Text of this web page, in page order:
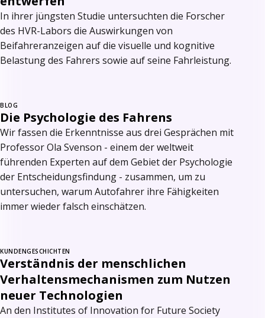
In ihrer jüngsten Studie untersuchten die Forscher
des HVR-Labors die Auswirkungen von
Beifahreranzeigen auf die visuelle und kognitive
Belastung des Fahrers sowie auf seine Fahrleistung.
BLOG
Die Psychologie des Fahrens
Wir fassen die Erkenntnisse aus drei Gesprächen mit
Professor Ola Svenson - einem der weltweit
führenden Experten auf dem Gebiet der Psychologie
der Entscheidungsfindung - zusammen, um zu
untersuchen, warum Autofahrer ihre Fähigkeiten
immer wieder falsch einschätzen.
KUNDENGESCHICHTEN
Verständnis der menschlichen
Verhaltensmechanismen zum Nutzen
neuer Technologien
An den Institutes of Innovation for Future Society